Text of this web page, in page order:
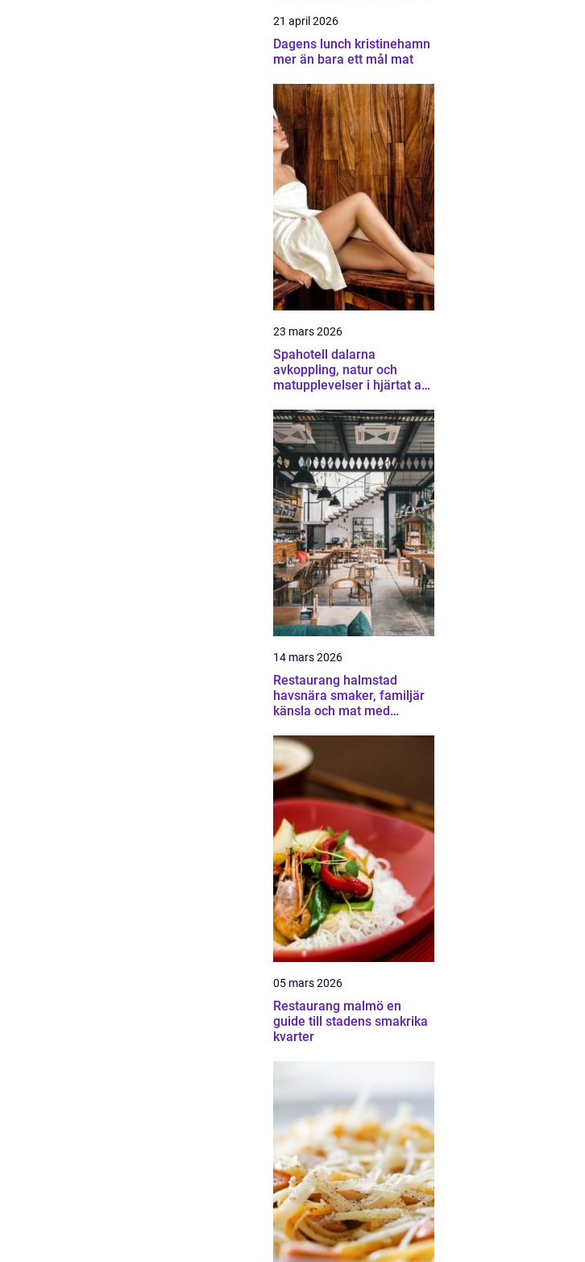
21 april 2026
Dagens lunch kristinehamn
mer än bara ett mål mat
23 mars 2026
Spahotell dalarna
avkoppling, natur och
matupplevelser i hjärtat av
14 mars 2026
Restaurang halmstad
havsnära smaker, familjär
känsla och mat med
05 mars 2026
Restaurang malmö en
guide till stadens smakrika
kvarter